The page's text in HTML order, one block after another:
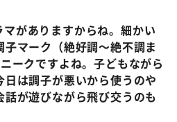
がありますからね。細かい
マーク（絶好調〜絶不調ま
ークですよね。子どもながら
は調子が悪いから使うのや
が遊びながら飛び交うのも